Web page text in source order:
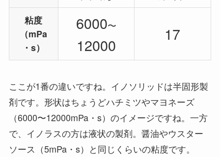
粘度
（mPa
・s）
6000〜
12000
17
ここが1番の違いですね。イノソリッドは半固形製
剤です。形状はちょうどハチミツやマヨネーズ
（6000〜12000mPa・s）のイメージですね。一方
で、イノラスの方は液状の製剤。醤油やウスター
ソース（5mPa・s）と同じくらいの粘度です。